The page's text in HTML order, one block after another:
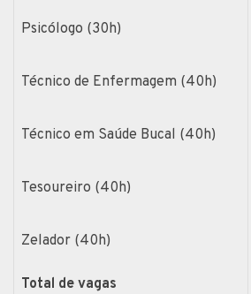
Psicólogo (30h)
Técnico de Enfermagem (40h)
Técnico em Saúde Bucal (40h)
Tesoureiro (40h)
Zelador (40h)
Total de vagas